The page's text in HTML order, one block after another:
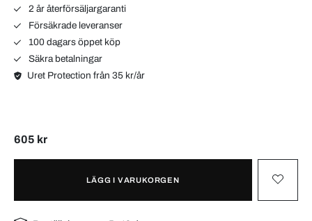
2 år återförsäljargaranti
Försäkrade leveranser
100 dagars öppet köp
Säkra betalningar
Uret Protection från 35 kr/år
605 kr
LÄGG I VARUKORGEN